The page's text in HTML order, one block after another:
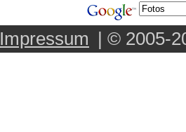
Impressum | © 2005-